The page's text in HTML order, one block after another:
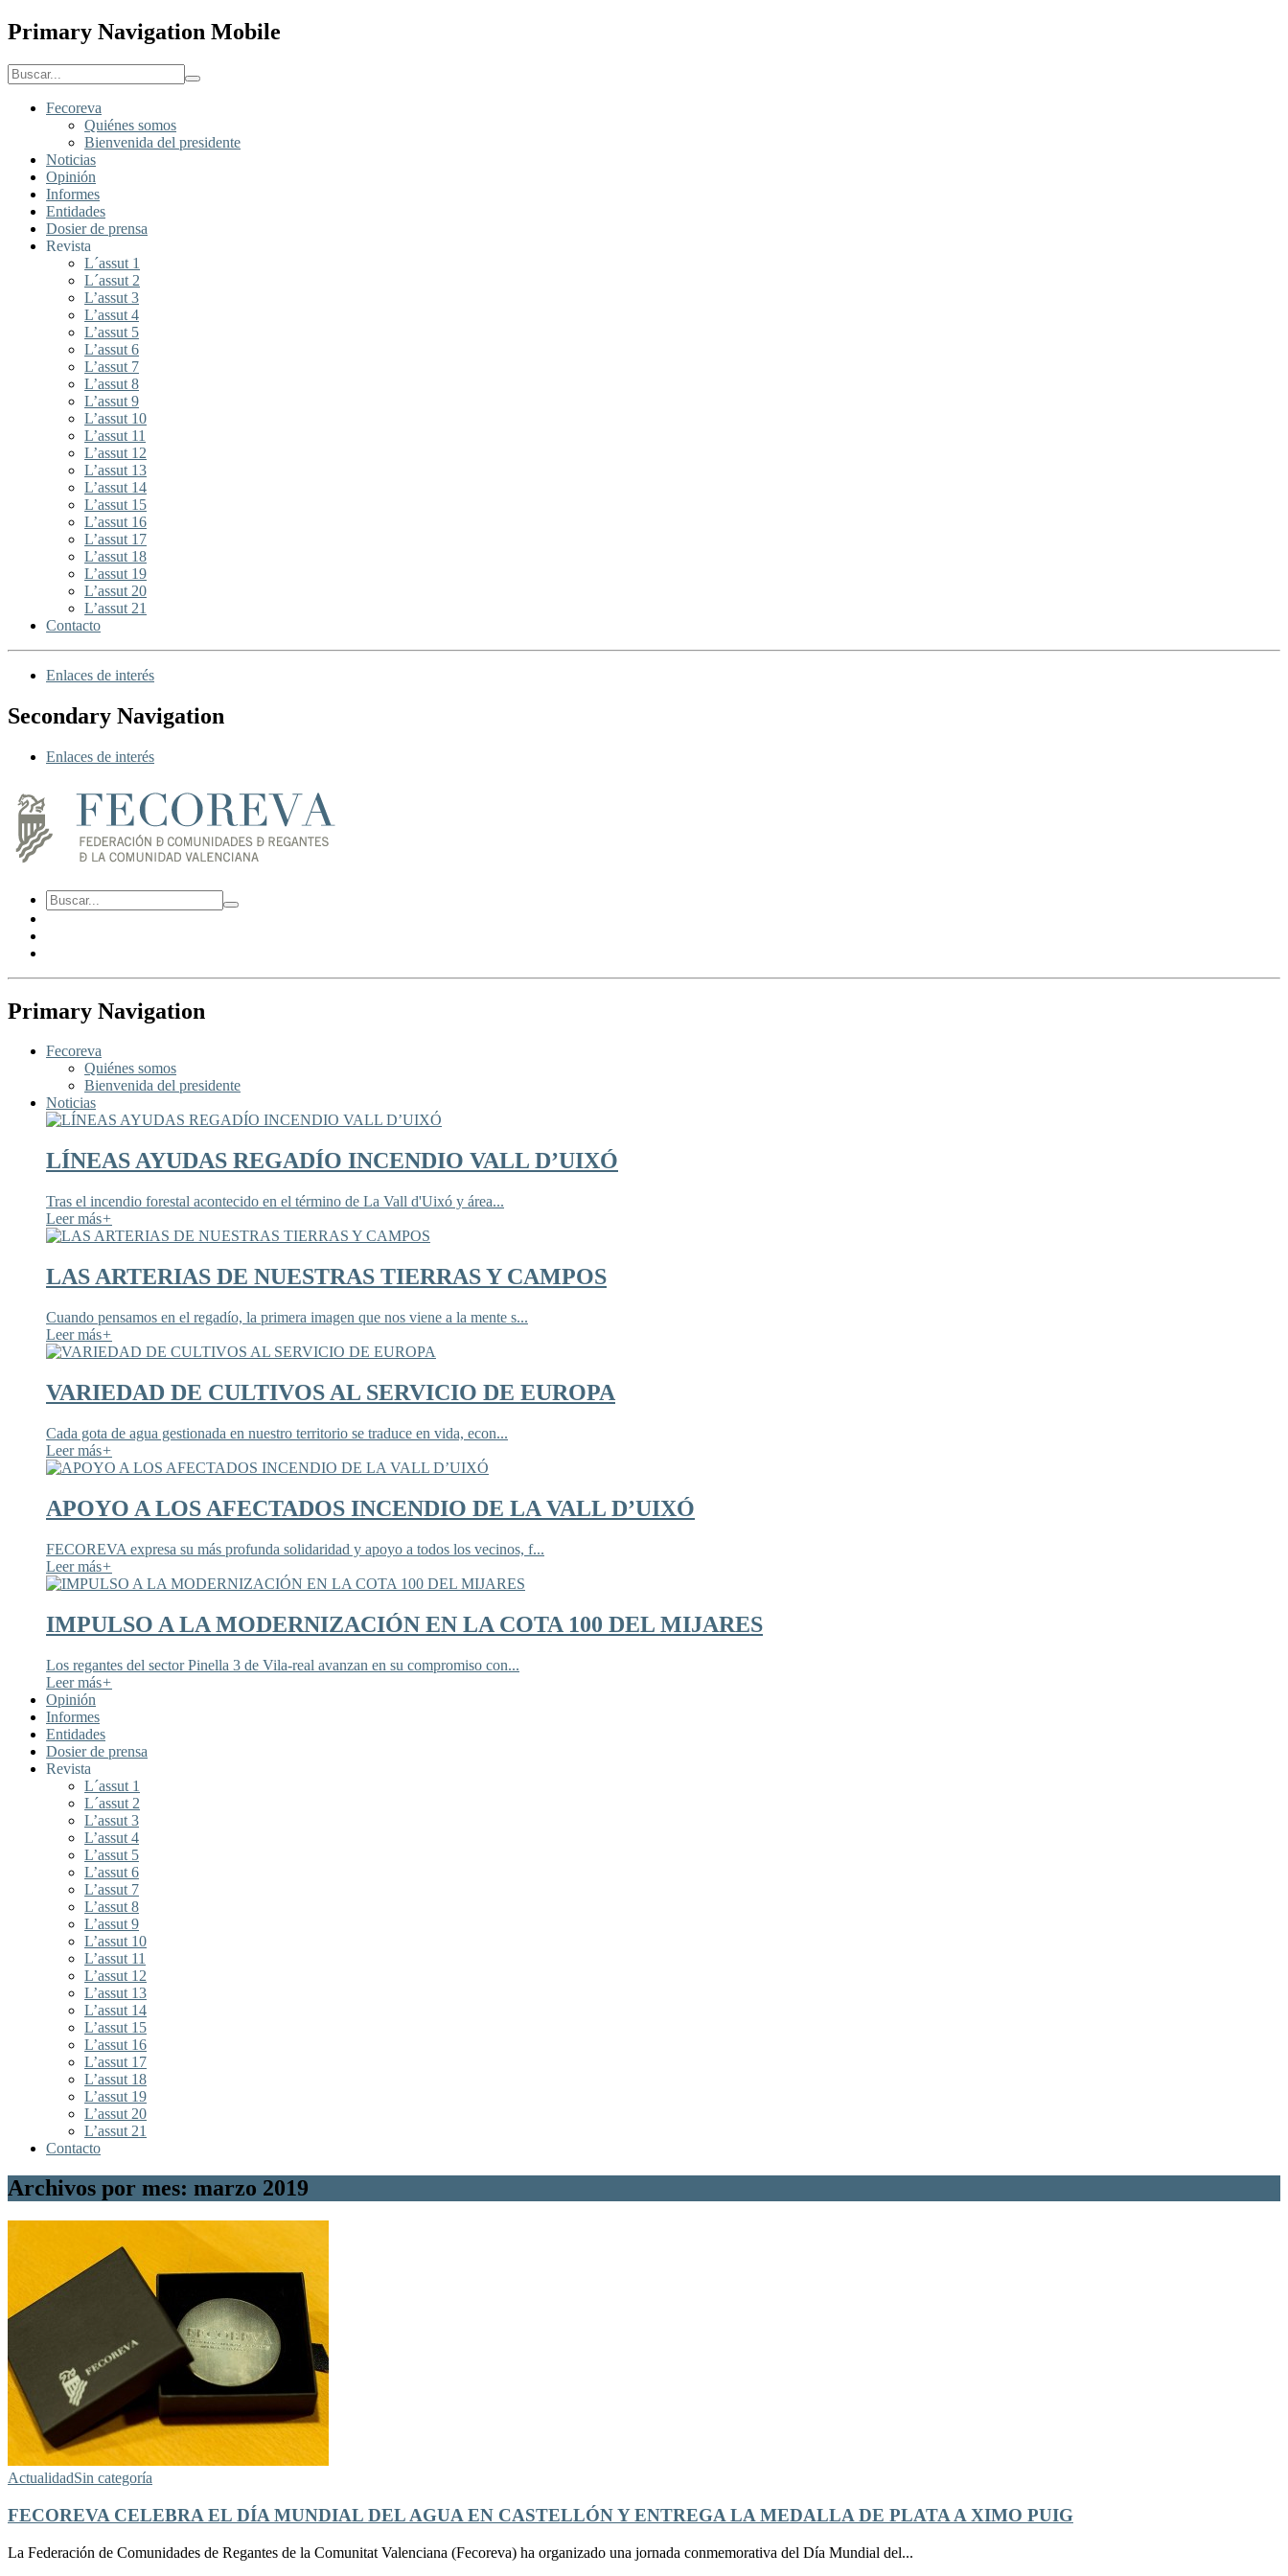
Primary Navigation Mobile
Fecoreva
Quiénes somos
Bienvenida del presidente
Noticias
Opinión
Informes
Entidades
Dosier de prensa
Revista
L´assut 1
L´assut 2
L’assut 3
L’assut 4
L’assut 5
L’assut 6
L’assut 7
L’assut 8
L’assut 9
L’assut 10
L’assut 11
L’assut 12
L’assut 13
L’assut 14
L’assut 15
L’assut 16
L’assut 17
L’assut 18
L’assut 19
L’assut 20
L’assut 21
Contacto
Enlaces de interés
Secondary Navigation
Enlaces de interés
Primary Navigation
Fecoreva
Quiénes somos
Bienvenida del presidente
Noticias
LÍNEAS AYUDAS REGADÍO INCENDIO VALL D’UIXÓ
Tras el incendio forestal acontecido en el término de La Vall d'Uixó y área...
Leer más+
LAS ARTERIAS DE NUESTRAS TIERRAS Y CAMPOS
Cuando pensamos en el regadío, la primera imagen que nos viene a la mente s...
Leer más+
VARIEDAD DE CULTIVOS AL SERVICIO DE EUROPA
Cada gota de agua gestionada en nuestro territorio se traduce en vida, econ...
Leer más+
APOYO A LOS AFECTADOS INCENDIO DE LA VALL D’UIXÓ
FECOREVA expresa su más profunda solidaridad y apoyo a todos los vecinos, f...
Leer más+
IMPULSO A LA MODERNIZACIÓN EN LA COTA 100 DEL MIJARES
Los regantes del sector Pinella 3 de Vila-real avanzan en su compromiso con...
Leer más+
Opinión
Informes
Entidades
Dosier de prensa
Revista
L´assut 1
L´assut 2
L’assut 3
L’assut 4
L’assut 5
L’assut 6
L’assut 7
L’assut 8
L’assut 9
L’assut 10
L’assut 11
L’assut 12
L’assut 13
L’assut 14
L’assut 15
L’assut 16
L’assut 17
L’assut 18
L’assut 19
L’assut 20
L’assut 21
Contacto
Archivos por mes: marzo 2019
ActualidadSin categoría
FECOREVA CELEBRA EL DÍA MUNDIAL DEL AGUA EN CASTELLÓN Y ENTREGA LA MEDALLA DE PLATA A XIMO PUIG
La Federación de Comunidades de Regantes de la Comunitat Valenciana (Fecoreva) ha organizado una jornada conmemorativa del Día Mundial del...